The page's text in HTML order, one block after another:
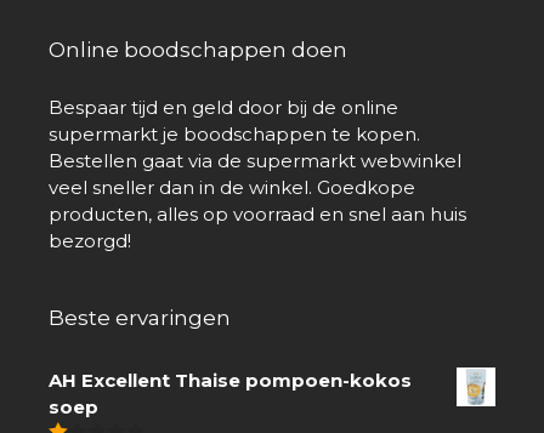
Online boodschappen doen
Bespaar tijd en geld door bij de online
supermarkt je boodschappen te kopen.
Bestellen gaat via de supermarkt webwinkel
veel sneller dan in de winkel. Goedkope
producten, alles op voorraad en snel aan huis
bezorgd!
Beste ervaringen
AH Excellent Thaise pompoen-kokos
soep